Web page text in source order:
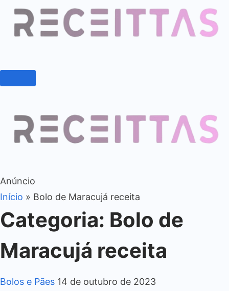
Anúncio
Início » Bolo de Maracujá receita
Categoria: Bolo de
Maracujá receita
Bolos e Pães 14 de outubro de 2023